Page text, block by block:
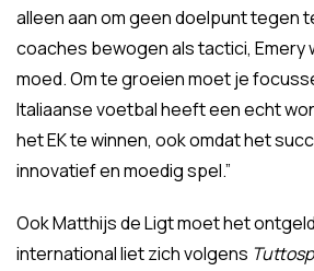
alleen aan om geen doelpunt tegen
coaches bewogen als tactici, Emery
moed. Om te groeien moet je
Italiaanse voetbal heeft een echt
het EK te winnen, ook omdat het
innovatief en moedig spel.”
Ook Matthijs de Ligt moet het
international liet zich volgens